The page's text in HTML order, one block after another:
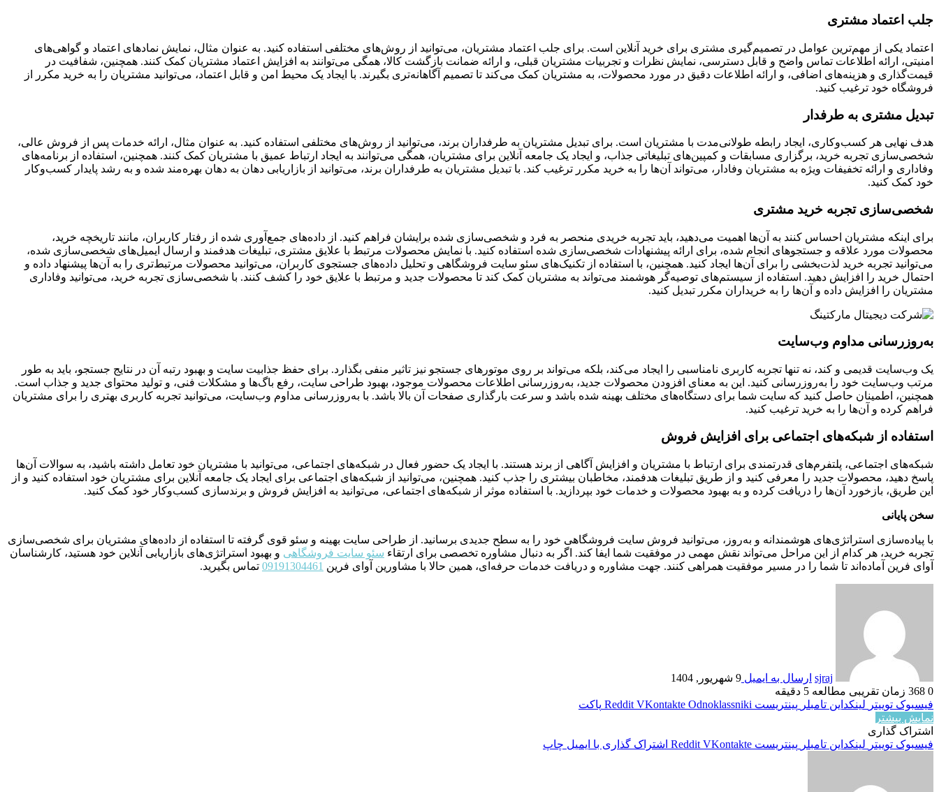
جلب اعتماد مشتری
اعتماد یکی از مهم‌ترین عوامل در تصمیم‌گیری مشتری برای خرید آنلاین است. برای جلب اعتماد مشتریان، می‌توانید از روش‌های مختلفی استفاده کنید. به عنوان مثال، نمایش نمادهای اعتماد و گواهی‌های
امنیتی، ارائه اطلاعات تماس واضح و قابل دسترسی، نمایش نظرات و تجربیات مشتریان قبلی، و ارائه ضمانت بازگشت کالا، همگی می‌توانند به افزایش اعتماد مشتریان کمک کنند. همچنین، شفافیت در
قیمت‌گذاری و هزینه‌های اضافی، و ارائه اطلاعات دقیق در مورد محصولات، به مشتریان کمک می‌کند تا تصمیم آگاهانه‌تری بگیرند. با ایجاد یک محیط امن و قابل اعتماد، می‌توانید مشتریان را به خرید مکرر از
فروشگاه خود ترغیب کنید.
تبدیل مشتری به طرفدار
هدف نهایی هر کسب‌وکاری، ایجاد رابطه طولانی‌مدت با مشتریان است. برای تبدیل مشتریان به طرفداران برند، می‌توانید از روش‌های مختلفی استفاده کنید. به عنوان مثال، ارائه خدمات پس از فروش عالی،
شخصی‌سازی تجربه خرید، برگزاری مسابقات و کمپین‌های تبلیغاتی جذاب، و ایجاد یک جامعه آنلاین برای مشتریان، همگی می‌توانند به ایجاد ارتباط عمیق با مشتریان کمک کنند. همچنین، استفاده از برنامه‌های
وفاداری و ارائه تخفیفات ویژه به مشتریان وفادار، می‌تواند آن‌ها را به خرید مکرر ترغیب کند. با تبدیل مشتریان به طرفداران برند، می‌توانید از بازاریابی دهان به دهان بهره‌مند شده و به رشد پایدار کسب‌وکار
خود کمک کنید.
شخصی‌سازی تجربه خرید مشتری
برای اینکه مشتریان احساس کنند به آن‌ها اهمیت می‌دهید، باید تجربه خریدی منحصر به فرد و شخصی‌سازی شده برایشان فراهم کنید. از داده‌های جمع‌آوری شده از رفتار کاربران، مانند تاریخچه خرید،
محصولات مورد علاقه و جستجوهای انجام شده، برای ارائه پیشنهادات شخصی‌سازی شده استفاده کنید. با نمایش محصولات مرتبط با علایق مشتری، تبلیغات هدفمند و ارسال ایمیل‌های شخصی‌سازی شده،
می‌توانید تجربه خرید لذت‌بخشی را برای آن‌ها ایجاد کنید. همچنین، با استفاده از تکنیک‌های سئو سایت فروشگاهی و تحلیل داده‌های جستجوی کاربران، می‌توانید محصولات مرتبط‌تری را به آن‌ها پیشنهاد داده و
احتمال خرید را افزایش دهید. استفاده از سیستم‌های توصیه‌گر هوشمند می‌تواند به مشتریان کمک کند تا محصولات جدید و مرتبط با علایق خود را کشف کنند. با شخصی‌سازی تجربه خرید، می‌توانید وفاداری
مشتریان را افزایش داده و آن‌ها را به خریداران مکرر تبدیل کنید.
به‌روزرسانی مداوم وب‌سایت
یک وب‌سایت قدیمی و کند، نه تنها تجربه کاربری نامناسبی را ایجاد می‌کند، بلکه می‌تواند بر روی موتورهای جستجو نیز تاثیر منفی بگذارد. برای حفظ جذابیت سایت و بهبود رتبه آن در نتایج جستجو، باید به طور
مرتب وب‌سایت خود را به‌روزرسانی کنید. این به معنای افزودن محصولات جدید، به‌روزرسانی اطلاعات محصولات موجود، بهبود طراحی سایت، رفع باگ‌ها و مشکلات فنی، و تولید محتوای جدید و جذاب است.
همچنین، اطمینان حاصل کنید که سایت شما برای دستگاه‌های مختلف بهینه شده باشد و سرعت بارگذاری صفحات آن بالا باشد. با به‌روزرسانی مداوم وب‌سایت، می‌توانید تجربه کاربری بهتری را برای مشتریان
فراهم کرده و آن‌ها را به خرید ترغیب کنید.
استفاده از شبکه‌های اجتماعی برای افزایش فروش
شبکه‌های اجتماعی، پلتفرم‌های قدرتمندی برای ارتباط با مشتریان و افزایش آگاهی از برند هستند. با ایجاد یک حضور فعال در شبکه‌های اجتماعی، می‌توانید با مشتریان خود تعامل داشته باشید، به سوالات آن‌ها
پاسخ دهید، محصولات جدید را معرفی کنید و از طریق تبلیغات هدفمند، مخاطبان بیشتری را جذب کنید. همچنین، می‌توانید از شبکه‌های اجتماعی برای ایجاد یک جامعه آنلاین برای مشتریان خود استفاده کنید و از
این طریق، بازخورد آن‌ها را دریافت کرده و به بهبود محصولات و خدمات خود بپردازید. با استفاده موثر از شبکه‌های اجتماعی، می‌توانید به افزایش فروش و برندسازی کسب‌وکار خود کمک کنید.
سخن پایانی
با پیاده‌سازی استراتژی‌های هوشمندانه و به‌روز، می‌توانید فروش سایت فروشگاهی خود را به سطح جدیدی برسانید. از طراحی سایت بهینه و سئو قوی گرفته تا استفاده از داده‌های مشتریان برای شخصی‌سازی
تجربه خرید، هر کدام از این مراحل می‌تواند نقش مهمی در موفقیت شما ایفا کند. اگر به دنبال مشاوره تخصصی برای ارتقاء سئو سایت فروشگاهی و بهبود استراتژی‌های بازاریابی آنلاین خود هستید، کارشناسان
آوای فرین آماده‌اند تا شما را در مسیر موفقیت همراهی کنند. جهت مشاوره و دریافت خدمات حرفه‌ای، همین حالا با مشاورین آوای فرین 09191304461 تماس بگیرید.
sjraj ارسال به ایمیل 9 شهریور, 1404
0
زمان تقریبی مطالعه 5 دقیقه
فیسبوک توییتر لینکداین تامبلر پینتریست Reddit VKontakte Odnoklassniki
پاکت
نمایش بیشتر
اشتراک گذاری
فیسبوک توییتر لینکداین تامبلر پینتریست Reddit VKontakte اشتراک گذاری با ایمیل چاپ